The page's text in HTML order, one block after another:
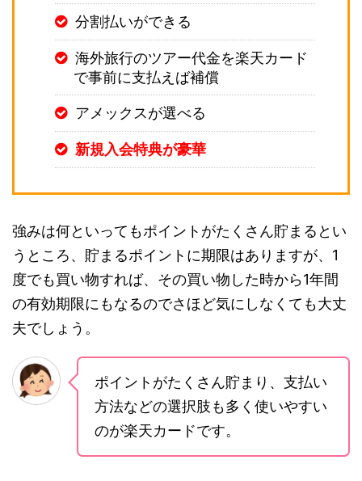
分割払いができる
海外旅行のツアー代金を楽天カード
で事前に支払えば補償
アメックスが選べる
新規入会特典が豪華
強みは何といってもポイントがたくさん貯まるとい
うところ、貯まるポイントに期限はありますが、1
度でも買い物すれば、その買い物した時から1年間
の有効期限にもなるのでさほど気にしなくても大丈
夫でしょう。
ポイントがたくさん貯まり、支払い
方法などの選択肢も多く使いやすい
のが楽天カードです。